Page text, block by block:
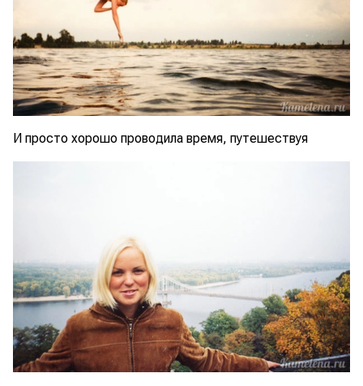
И просто хорошо проводила время, путешествуя